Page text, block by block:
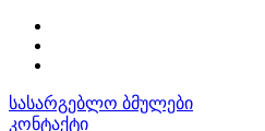
სასარგებლო ბმულები
კონტაქტი